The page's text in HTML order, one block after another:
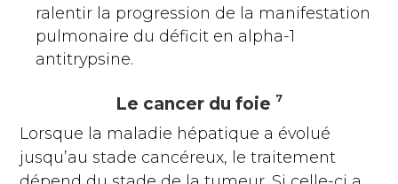
ralentir la progression de la manifestation
pulmonaire du déficit en alpha-1
antitrypsine.
Le cancer du foie 7
Lorsque la maladie hépatique a évolué
jusqu’au stade cancéreux, le traitement